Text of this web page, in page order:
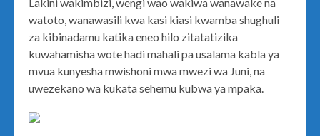
watoto, wanawasili kwa kasi kiasi kwamba shughuli
za kibinadamu katika eneo hilo zitatatizika
kuwahamisha wote hadi mahali pa usalama kabla ya
mvua kunyesha mwishoni mwa mwezi wa Juni, na
uwezekano wa kukata sehemu kubwa ya mpaka.